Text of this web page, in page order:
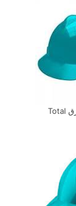
tsp2608 خوذه حمايه ازرق Total